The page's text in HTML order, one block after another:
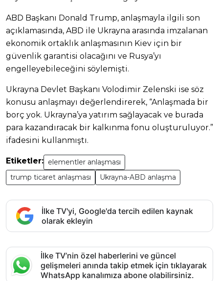
ABD Başkanı Donald Trump, anlaşmayla ilgili son
açıklamasında, ABD ile Ukrayna arasında imzalanan
ekonomik ortaklık anlaşmasının Kiev için bir
güvenlik garantisi olacağını ve Rusya’yı
engelleyebileceğini söylemişti.
Ukrayna Devlet Başkanı Volodimir Zelenski ise söz
konusu anlaşmayı değerlendirerek, “Anlaşmada bir
borç yok. Ukrayna’ya yatırım sağlayacak ve burada
para kazandıracak bir kalkınma fonu oluşturuluyor.”
ifadesini kullanmıştı.
Etiketler: elementler anlaşması
trump ticaret anlaşması
Ukrayna-ABD anlaşma
İlke TV'yi, Google'da tercih edilen kaynak
olarak ekleyin
İlke TV’nin özel haberlerini ve güncel
gelişmeleri anında takip etmek için tıklayarak
WhatsApp kanalımıza abone olabilirsiniz.